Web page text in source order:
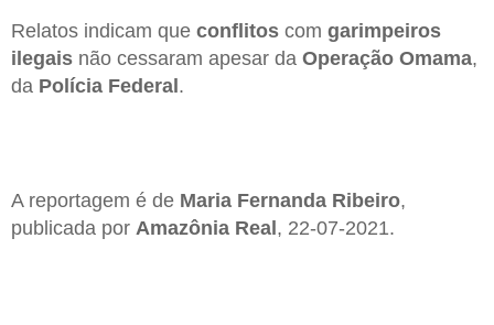
Relatos indicam que conflitos com garimpeiros
ilegais não cessaram apesar da Operação Omama,
da Polícia Federal .
A reportagem é de Maria Fernanda Ribeiro,
publicada por Amazônia Real, 22-07-2021.